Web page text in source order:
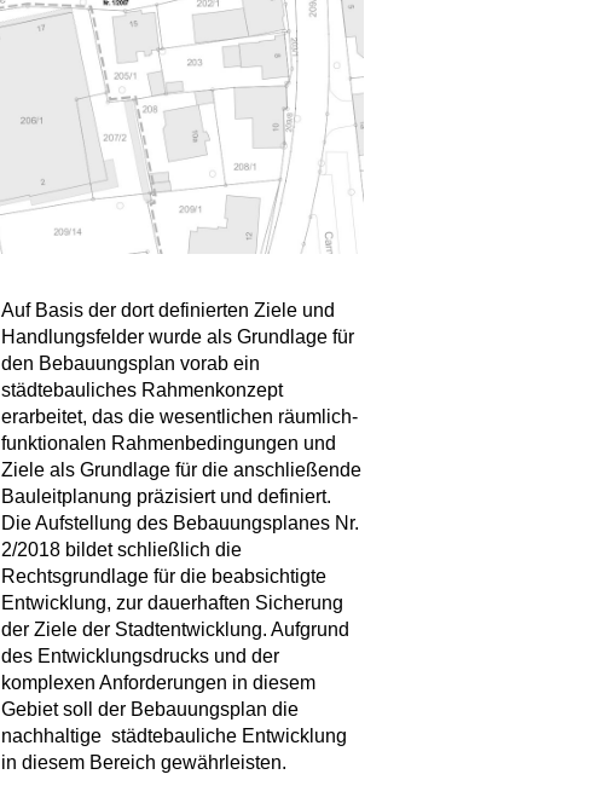
Auf Basis der dort definierten Ziele und
Handlungsfelder wurde als Grundlage für
den Bebauungsplan vorab ein
städtebauliches Rahmenkonzept
erarbeitet, das die wesentlichen räumlich-
funktionalen Rahmenbedingungen und
Ziele als Grundlage für die anschließende
Bauleitplanung präzisiert und definiert.
Die Aufstellung des Bebauungsplanes Nr.
2/2018 bildet schließlich die
Rechtsgrundlage für die beabsichtigte
Entwicklung, zur dauerhaften Sicherung
der Ziele der Stadtentwicklung. Aufgrund
des Entwicklungsdrucks und der
komplexen Anforderungen in diesem
Gebiet soll der Bebauungsplan die
nachhaltige städtebauliche Entwicklung
in diesem Bereich gewährleisten.